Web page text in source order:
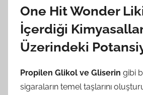
One Hit Wonder
İçerdiği
Üzerindeki
Propilen Glikol ve Gliserin gibi
sigaraların temel taşlarını